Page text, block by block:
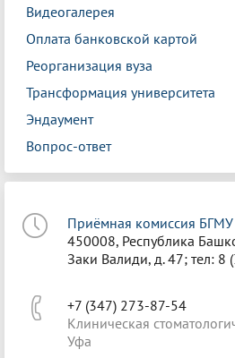
Видеогалерея
Оплата банковской картой
Реорганизация вуза
Трансформация университета
Эндаумент
Вопрос-ответ
Приёмная комиссия БГМУ
450008, Республика
Заки Валиди, д. 47; тел: 8
+7 (347) 273-87-54
Клиническая
Уфа